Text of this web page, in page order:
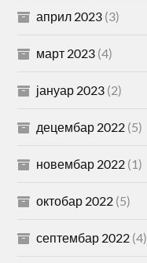
април 2023 (3)
март 2023 (4)
јануар 2023 (2)
децембар 2022 (5)
новембар 2022 (1)
октобар 2022 (5)
септембар 2022 (4)